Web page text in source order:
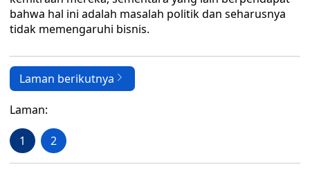
bahwa hal ini adalah masalah politik dan seharusnya
tidak memengaruhi bisnis.
Laman berikutnya
Laman:
1 2